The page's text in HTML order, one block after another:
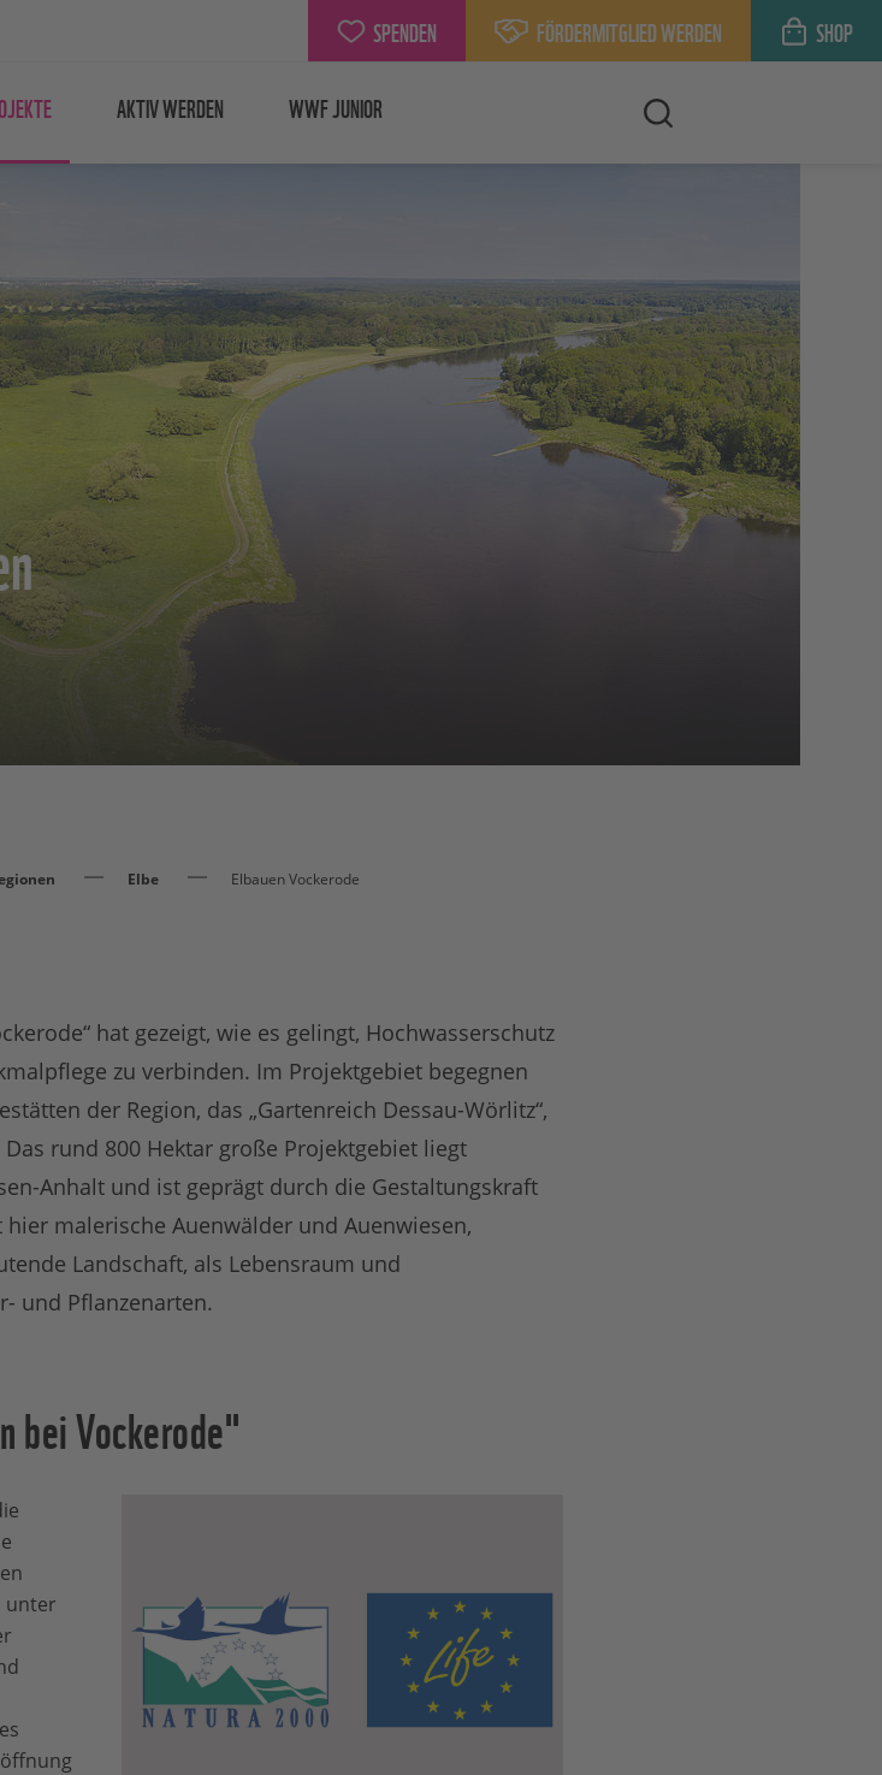
SPENDEN FÖRDERMITGLIED WERDEN SHOP
AKTIV WERDEN WWF JUNIOR
Elbe Elbauen Vockerode
hat gezeigt, wie es gelingt, Hochwasserschutz
zu verbinden. Im Projektgebiet begegnen
der Region, das „Gartenreich Dessau-Wörlitz“,
rund 800 Hektar große Projektgebiet liegt
Anhalt und ist geprägt durch die Gestaltungskraft
malerische Auenwälder und Auenwiesen,
Landschaft, als Lebensraum und
und Pflanzenarten.
bei Vockerode"
unter